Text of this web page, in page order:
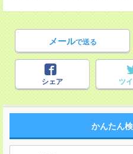
メールで送る
シェア ツ
かんたん